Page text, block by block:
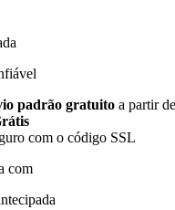
padrão gratuito a partir
com o código SSL
com